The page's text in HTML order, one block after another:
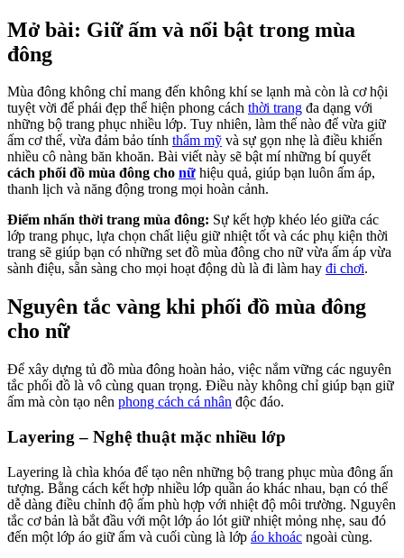
Mở bài: Giữ ấm và nổi bật trong mùa
đông
Mùa đông không chỉ mang đến không khí se lạnh mà còn là cơ hội
tuyệt vời để phái đẹp thể hiện phong cách thời trang đa dạng với
những bộ trang phục nhiều lớp. Tuy nhiên, làm thế nào để vừa giữ
ấm cơ thể, vừa đảm bảo tính thẩm mỹ và sự gọn nhẹ là điều khiến
nhiều cô nàng băn khoăn. Bài viết này sẽ bật mí những bí quyết
cách phối đồ mùa đông cho nữ hiệu quả, giúp bạn luôn ấm áp,
thanh lịch và năng động trong mọi hoàn cảnh.
Điểm nhấn thời trang mùa đông: Sự kết hợp khéo léo giữa các
lớp trang phục, lựa chọn chất liệu giữ nhiệt tốt và các phụ kiện thời
trang sẽ giúp bạn có những set đồ mùa đông cho nữ vừa ấm áp vừa
sành điệu, sẵn sàng cho mọi hoạt động dù là đi làm hay đi chơi.
Nguyên tắc vàng khi phối đồ mùa đông
cho nữ
Để xây dựng tủ đồ mùa đông hoàn hảo, việc nắm vững các nguyên
tắc phối đồ là vô cùng quan trọng. Điều này không chỉ giúp bạn giữ
ấm mà còn tạo nên phong cách cá nhân độc đáo.
Layering – Nghệ thuật mặc nhiều lớp
Layering là chìa khóa để tạo nên những bộ trang phục mùa đông ấn
tượng. Bằng cách kết hợp nhiều lớp quần áo khác nhau, bạn có thể
dễ dàng điều chỉnh độ ấm phù hợp với nhiệt độ môi trường. Nguyên
tắc cơ bản là bắt đầu với một lớp áo lót giữ nhiệt mỏng nhẹ, sau đó
đến một lớp áo giữ ấm và cuối cùng là lớp áo khoác ngoài cùng.